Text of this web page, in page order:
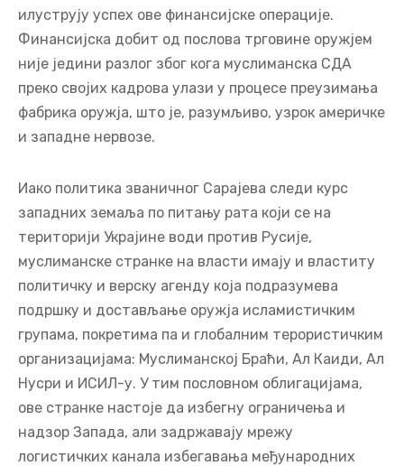
илуструју успех ове финансијске операције.
Финансијска добит од послова трговине оружјем
није једини разлог због кога муслиманска СДА
преко својих кадрова улази у процесе преузимања
фабрика оружја, што је, разумљиво, узрок америчке
и западне нервозе.
Иако политика званичног Сарајева следи курс
западних земаља по питању рата који се на
територији Украјине води против Русије,
муслиманске странке на власти имају и властиту
политичку и верску агенду која подразумева
подршку и достављање оружја исламистичким
групама, покретима па и глобалним терористичким
организацијама: Муслиманској Браћи, Ал Каиди, Ал
Нусри и ИСИЛ-у. У тим пословном облигацијама,
ове странке настоје да избегну ограничења и
надзор Запада, али задржавају мрежу
логистичких канала избегавања међународних